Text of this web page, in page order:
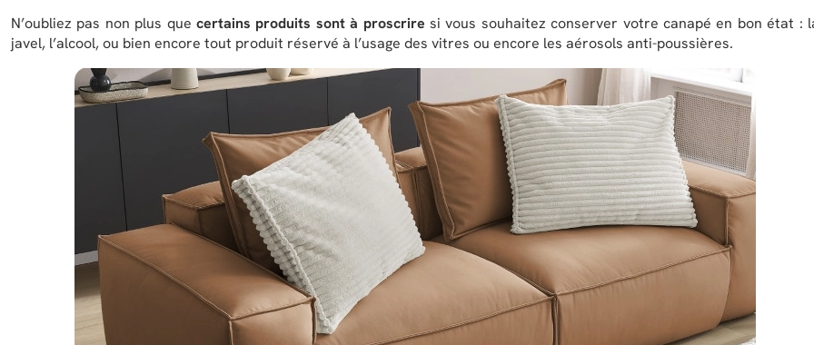
N’oubliez pas non plus que certains produits sont à proscrire si vous souhaitez conserver votre canapé en bon état :
javel, l’alcool, ou bien encore tout produit réservé à l’usage des vitres ou encore les aérosols anti-poussières.